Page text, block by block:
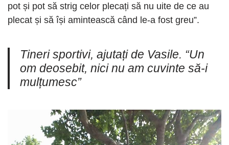
pot și pot să strig celor plecați să nu uite de ce au
plecat și să își amintească când le-a fost greu”.
Tineri sportivi, ajutați de Vasile. “Un
om deosebit, nici nu am cuvinte să-i
mulțumesc”